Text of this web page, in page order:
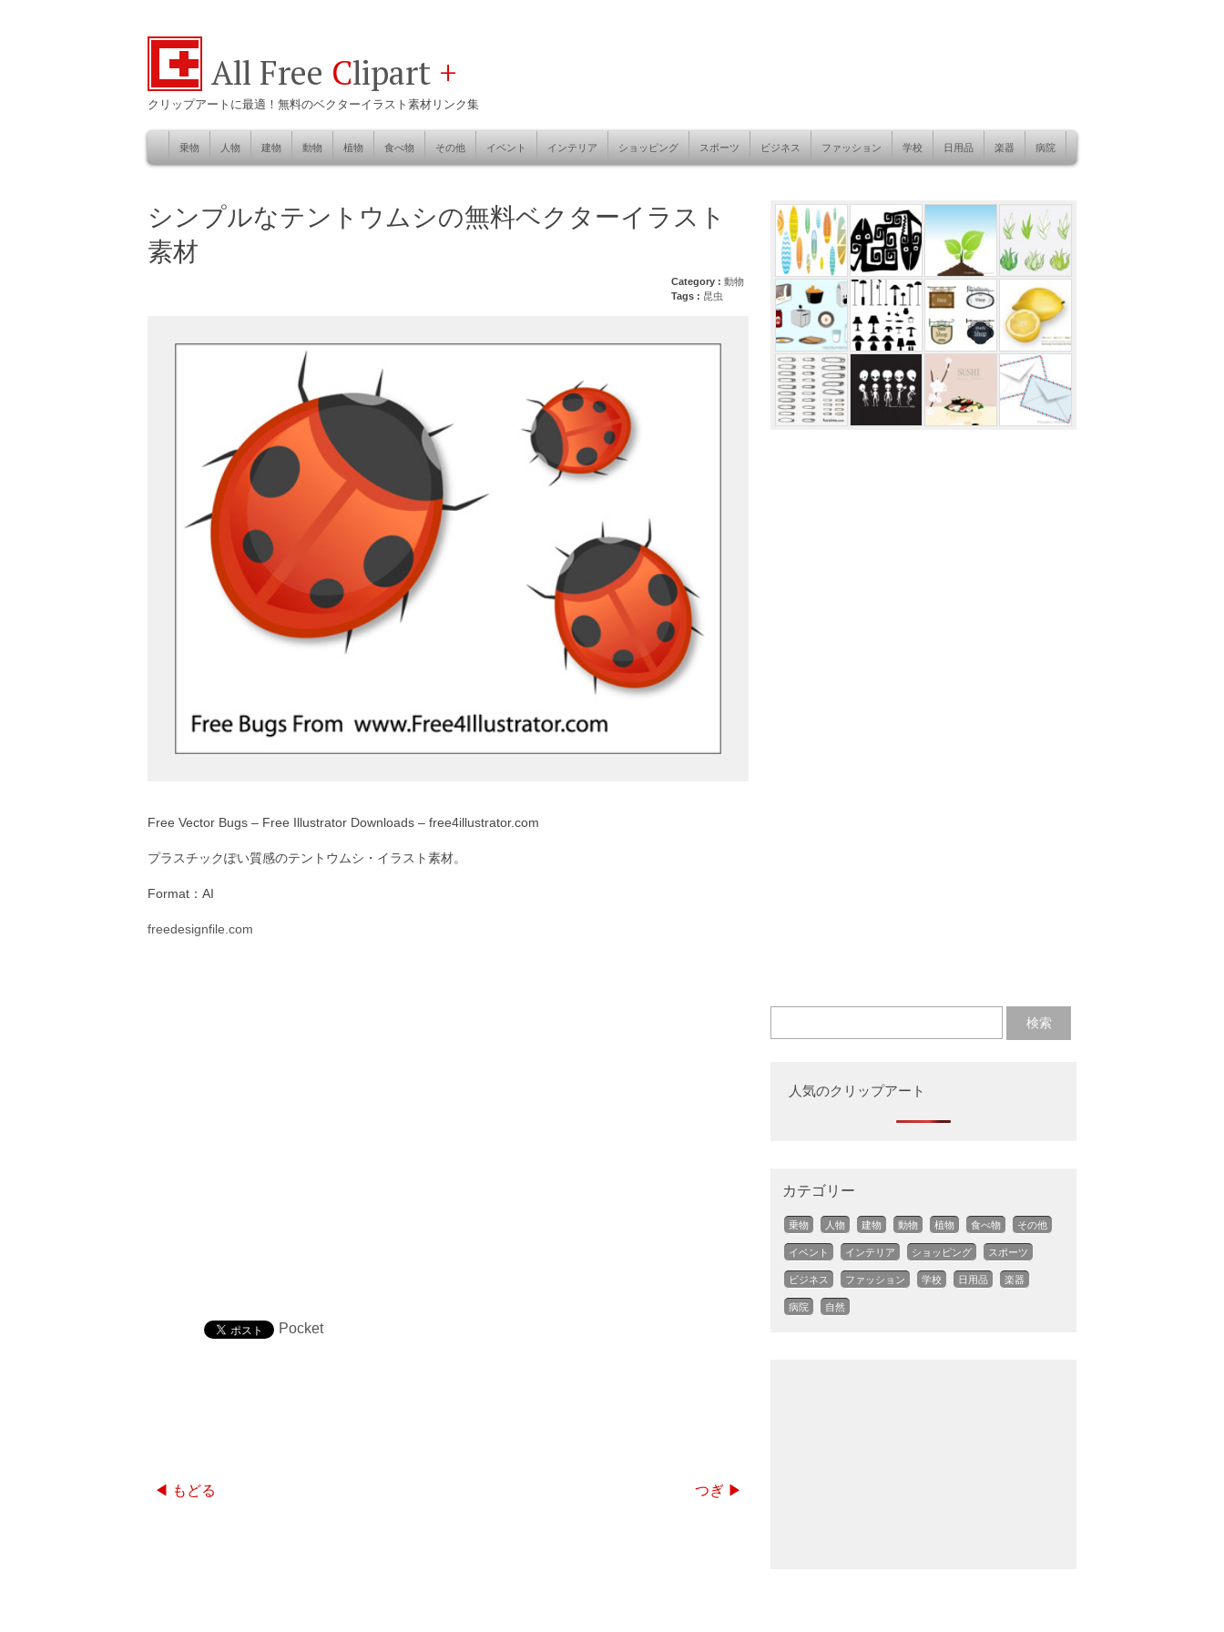
All Free Clipart +
クリップアートに最適！無料のベクターイラスト素材リンク集
Skip
content
乗物 人物 建物 動物 植物 食べ物 その他 イベント インテリア ショッピング スポーツ ビジネス ファッション 学校 日用品 楽器 病院
シンプルなテントウムシの無料ベクターイラスト
素材
Category : 動物
Tags : 昆虫
Free Vector Bugs – Free Illustrator Downloads – free4illustrator.com
プラスチックぽい質感のテントウムシ・イラスト素材。
Format：AI
freedesignfile.com
Pocket
◀ もどる つぎ ▶
人気のクリップアート
カテゴリー
乗物 人物 建物 動物 植物 食べ物 その他
イベント インテリア ショッピング スポーツ
ビジネス ファッション 学校 日用品 楽器
病院 自然